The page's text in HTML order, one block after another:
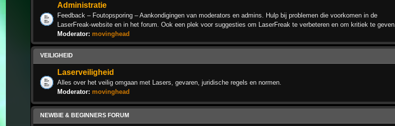
Administratie
Feedback – Foutopsporing – Aankondigingen van moderators en admins. Hulp bij problemen die voorkomen in de
LaserFreak-website en in het forum. Ook een plek voor suggesties om LaserFreak te verbeteren en om kritiek te geven.
Moderator: movinghead
VEILIGHEID
Laserveiligheid
Alles over het veilig omgaan met Lasers, gevaren, juridische regels en normen.
Moderator: movinghead
NEWBIE & BEGINNERS FORUM